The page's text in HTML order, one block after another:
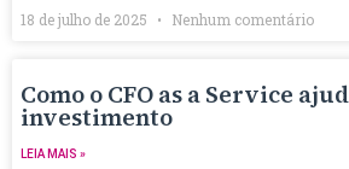
18 de julho de 2025 Nenhum comentário
Como o CFO as a Service
investimento
LEIA MAIS »